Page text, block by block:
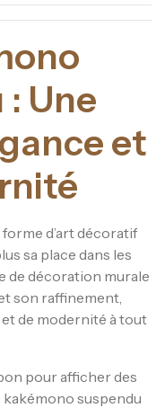
Une
et
d’art décoratif
sa place dans les
de décoration murale
son raffinement,
de modernité à tout
pour afficher des
suspendu